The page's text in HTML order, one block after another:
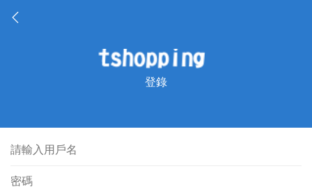
登錄